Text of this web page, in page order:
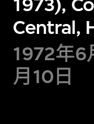
Central,
1972年6
月10日